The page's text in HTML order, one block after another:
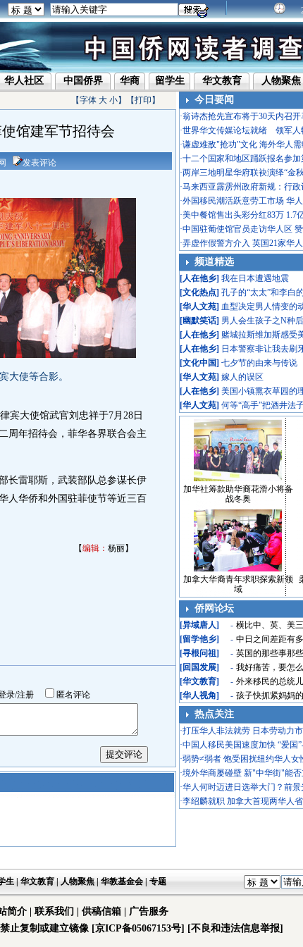
华人社区 中国侨界 华商 留学生 华文教育 人物聚焦
【字体 大 小】【打印 】
馆建军节招待会
发表评论
大使等合影。
宾大使馆武官刘忠祥于7月28日
周年招待会，菲华各界联合会主
雷耶斯，武装部队总参谋长伊
人华侨和外国驻菲使节等近三百
【编辑： 杨丽】
录/注册 匿名评论
今日要闻
·翁诗杰抢先宣布将于30天内召
·世界华文传媒论坛就绪 领军人
·谦虚难敌"抢功"文化 海外华人
·十二个国家和地区踊跃报名参
·两岸三地明星华府联袂演绎“金
·马来西亚霹雳州政府新规：行
·外国移民潮活跃意劳工市场 华
·美中餐馆售出头彩分红83万 1.7
·中国驻葡使馆官员走访华人区
·弄虚作假警方介入 英国21家华
频道精选
[人在他乡] 我在日本遭遇地震
[文化热点] 孔子的“太太”和李白
[华人文苑] 血型决定男人情变的
[幽默笑话] 男人会生孩子之N种
[人在他乡] 赌城拉斯维加斯感受
[人在他乡] 日本警察非让我去刷
[文化中国] 七夕节的由来与传说
[华人文苑] 嫁人的误区
[人在他乡] 美国小镇熏衣草园的
[华人文苑] 何等“高手”把酒井法
加华社筹款助华裔花滑小将备
战冬奥
加拿大华裔青年求职探索新领
域
侨网论坛
[异域唐人]
[留学他乡]
[寻根问祖]
[回国发展]
[华文教育]
[华人视角]
- 横比中、英、美
- 中日之间差距有
- 英国的那些事那
- 我好痛苦，要怎
- 外来移民的总统
- 孩子快抓紧妈妈
热点关注
·打压华人非法就劳 日本劳动力
·中国人移民美国速度加快 “爱国
·弱势≠弱者 饱受困扰纽约华人女
·境外华商屡碰壁 新"中华街"能否
·华人何时迈进日选举大门？前
·李绍麟就职 加拿大首现两华人
生| 华文教育| 人物聚焦| 华教基金会| 专题
简介| 联系我们 供稿信箱| 广告服务
止复制或建立镜像 [京ICP备05067153号] [不良和违法信息举报]